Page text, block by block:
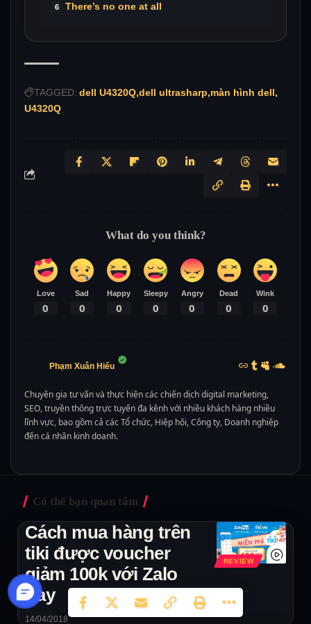
There’s no one at all
TAGGED: dell U4320Q dell ultrasharp màn hình dell
U4320Q
What do you think?
Love
0
Sad
0
Happy
0
Sleepy
0
Angry
0
Dead
0
Wink
0
Phạm Xuân Hiếu
Chuyên gia tư vấn và thực hiện các chiến dịch digital marketing,
SEO, truyền thông trực tuyến đa kênh với nhiều khách hàng nhiều
lĩnh vực, bao gồm cả các Tổ chức, Hiệp hội, Công ty, Doanh nghiệp
đến cá nhân kinh doanh.
Có thể bạn quan tâm
REVIEW
Cách mua hàng trên
tiki được voucher
giảm 100k với Zalo
Pay
14/04/2018